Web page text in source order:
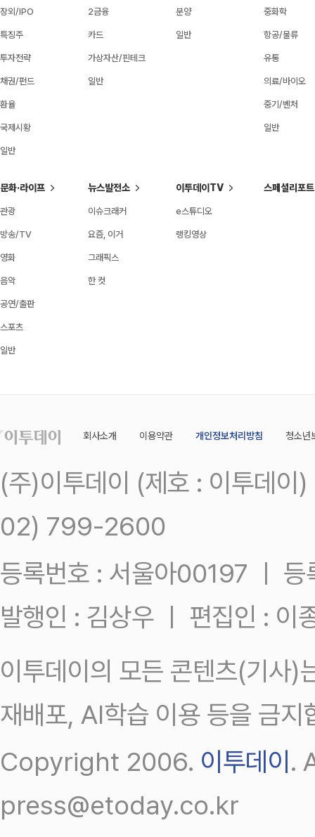
장외/IPO
특징주
투자전략
채권/펀드
환율
국제시황
일반
2금융
카드
가상자산/핀테크
일반
분양
일반
중화학
항공/물류
유통
의료/바이오
중기/벤처
일반
문화·라이프
관광
방송/TV
영화
음악
공연/출판
스포츠
일반
뉴스발전소
이슈크래커
요즘, 이거
그래픽스
한 컷
이투데이TV
e스튜디오
랭킹영상
스페셜리포트
회사소개 이용약관 개인정보처리방침 청소년
(주)이투데이 (제호 : 이투데
02) 799-2600
등록번호 : 서울아00197 ㅣ
발행인 : 김상우 ㅣ 편집인 : 이
이투데이의 모든 콘텐츠(기사)
재배포, AI학습 이용 등을 금지
Copyright 2006. 이투데이.
press@etoday.co.kr